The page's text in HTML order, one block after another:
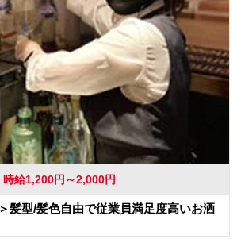
時給1,200円～2,000円
髪型/髪色自由で従業員満足度高いお洒